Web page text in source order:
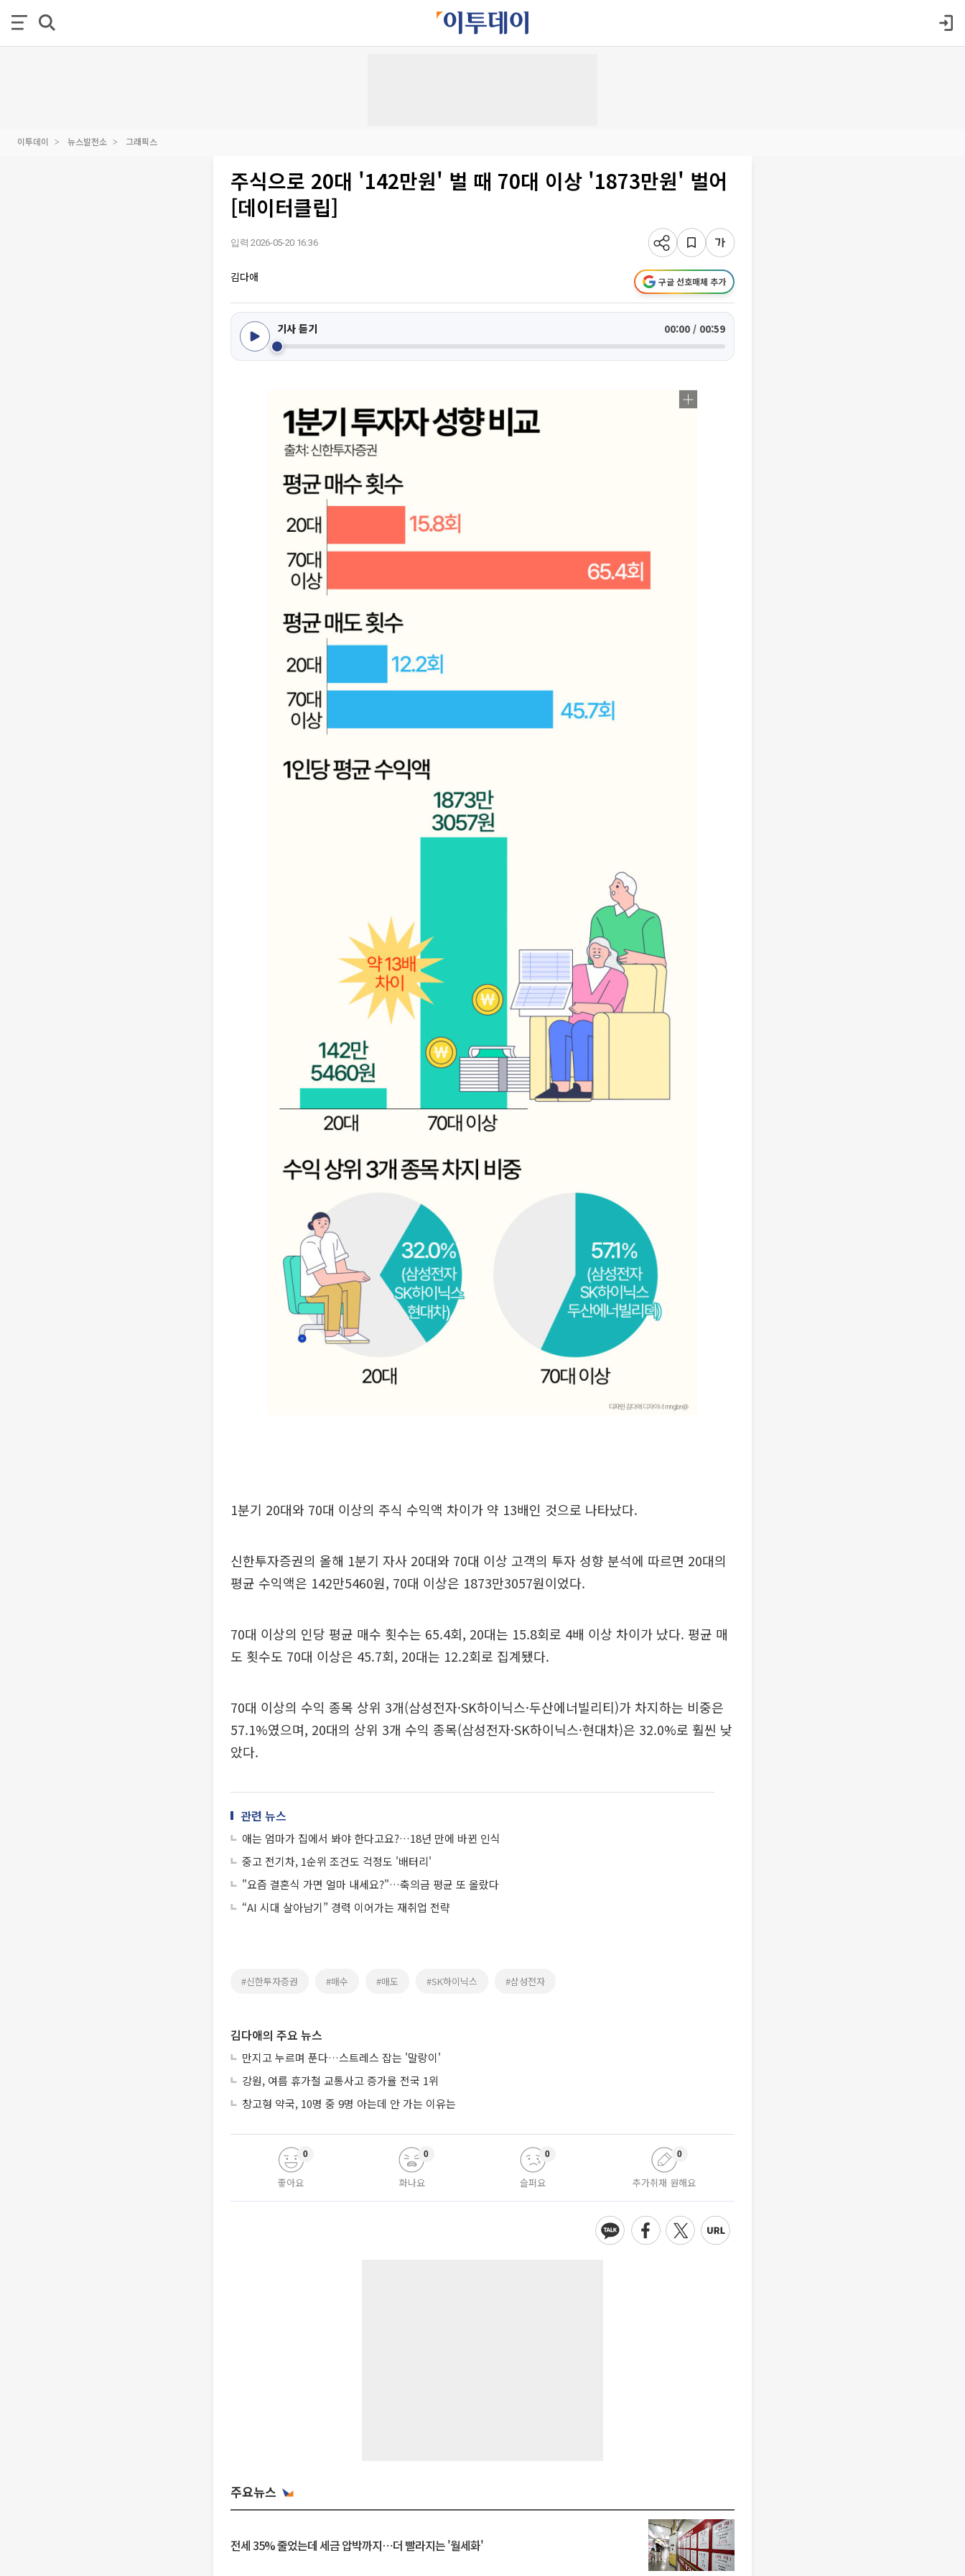
이투데이 뉴스발전소 그래픽스
주식으로 20대 '142만원' 벌 때 70대 이상 '1873만원' 벌어
[데이터클립]
입력 2026-05-20 16:36
김다애 구글 선호매체 추가
기사 듣기 00:00 / 00:59
1분기 20대와 70대 이상의 주식 수익액 차이가 약 13배인 것으로 나타났다.
신한투자증권의 올해 1분기 자사 20대와 70대 이상 고객의 투자 성향 분석에 따르면 20대의
평균 수익액은 142만5460원, 70대 이상은 1873만3057원이었다.
70대 이상의 인당 평균 매수 횟수는 65.4회, 20대는 15.8회로 4배 이상 차이가 났다. 평균 매
도 횟수도 70대 이상은 45.7회, 20대는 12.2회로 집계됐다.
70대 이상의 수익 종목 상위 3개(삼성전자·SK하이닉스·두산에너빌리티)가 차지하는 비중은
57.1%였으며, 20대의 상위 3개 수익 종목(삼성전자·SK하이닉스·현대차)은 32.0%로 훨씬 낮
았다.
관련 뉴스
애는 엄마가 집에서 봐야 한다고요?…18년 만에 바뀐 인식
중고 전기차, 1순위 조건도 걱정도 '배터리'
"요즘 결혼식 가면 얼마 내세요?"…축의금 평균 또 올랐다
“AI 시대 살아남기” 경력 이어가는 재취업 전략
#신한투자증권 #매수 #매도 #SK하이닉스 #삼성전자
김다애의 주요 뉴스
만지고 누르며 푼다…스트레스 잡는 '말랑이'
강원, 여름 휴가철 교통사고 증가율 전국 1위
창고형 약국, 10명 중 9명 아는데 안 가는 이유는
좋아요
0
화나요
0
슬퍼요
0
추가취재 원해요
0
주요뉴스
전세 35% 줄었는데 세금 압박까지⋯더 빨라지는 '월세화'